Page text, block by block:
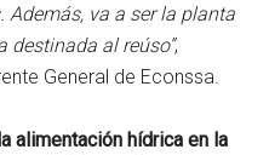
Además, va a ser la planta
destinada al reúso”,
General de Econssa.
alimentación hídrica en la